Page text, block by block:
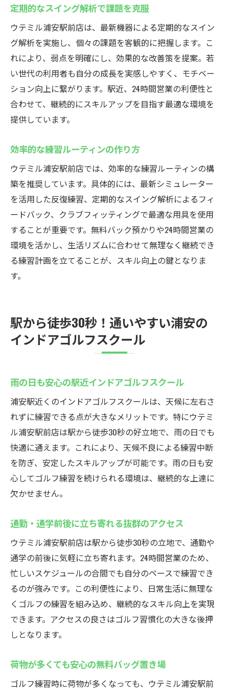
定期的なスイング解析で課題を克服
ウテミル浦安駅前店は、最新機器による定期的なスイン
グ解析を実施し、個々の課題を客観的に把握します。こ
れにより、弱点を明確にし、効果的な改善策を提案。若
い世代の利用者も自分の成長を実感しやすく、モチベー
ション向上に繋がります。駅近、24時間営業の利便性と
合わせて、継続的にスキルアップを目指す最適な環境を
提供しています。
効率的な練習ルーティンの作り方
ウテミル浦安駅前店では、効率的な練習ルーティンの構
築を推奨しています。具体的には、最新シミュレーター
を活用した反復練習、定期的なスイング解析によるフィ
ードバック、クラブフィッティングで最適な用具を使用
することが重要です。無料バック預かりや24時間営業の
環境を活かし、生活リズムに合わせて無理なく継続でき
る練習計画を立てることが、スキル向上の鍵となりま
す。
駅から徒歩30秒！通いやすい浦安の
インドアゴルフスクール
雨の日も安心の駅近インドアゴルフスクール
浦安駅近くのインドアゴルフスクールは、天候に左右さ
れずに練習できる点が大きなメリットです。特にウテミ
ル浦安駅前店は駅から徒歩30秒の好立地で、雨の日でも
快適に通えます。これにより、天候不良による練習中断
を防ぎ、安定したスキルアップが可能です。雨の日も安
心してゴルフ練習を続けられる環境は、継続的な上達に
欠かせません。
通勤・通学前後に立ち寄れる抜群のアクセス
ウテミル浦安駅前店は駅から徒歩30秒の立地で、通勤や
通学の前後に気軽に立ち寄れます。24時間営業のため、
忙しいスケジュールの合間でも自分のペースで練習でき
るのが強みです。この利便性により、日常生活に無理な
くゴルフの練習を組み込め、継続的なスキル向上を実現
できます。アクセスの良さはゴルフ習慣化の大きな後押
しとなります。
荷物が多くても安心の無料バッグ置き場
ゴルフ練習時に荷物が多くなっても、ウテミル浦安駅前